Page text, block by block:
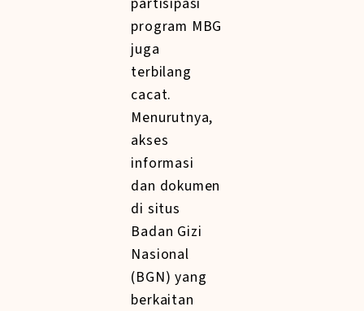
program MBG
juga
terbilang
cacat.
Menurutnya,
akses
informasi
dan dokumen
di situs
Badan Gizi
Nasional
(BGN) yang
berkaitan